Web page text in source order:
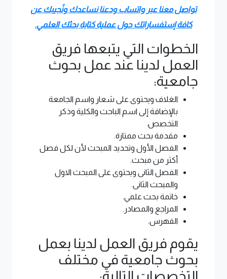
تواصل معنا عبر واتساب ودعنا نساعدك ونُجيبك عن
كافة إستفساراتك حول عملية كتابة بحثك العلمي.
الخطوات التي يتبعها فريق
العمل لدينا عند عمل بحوث
جامعية:
الغلاف ويحتوى على شعار واسم الجامعة
بالإضافة إلى اسم الباحث والكلية وذكر
التخصص.
مقدمة بحث ممتازة.
الفصل الأول وتحديد المبحث لأن لكل فصل
أكثر من مبحث.
الفصل الثانى ويحتوى على المبحث الاول
والمبحث الثانى.
خاتمة بحث علمي.
المراجع والمصادر.
الفهرس.
يقوم فريق العمل لدينا بعمل
بحوث جامعية في مختلف
التخصصات التالية: